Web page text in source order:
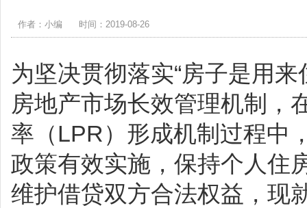
作者：小编 时间：2019-08-26
为坚决贯彻落实“房子是用
房地产市场长效管理机制，
率（LPR）形成机制过程中
政策有效实施，保持个人住
维护借贷双方合法权益，现